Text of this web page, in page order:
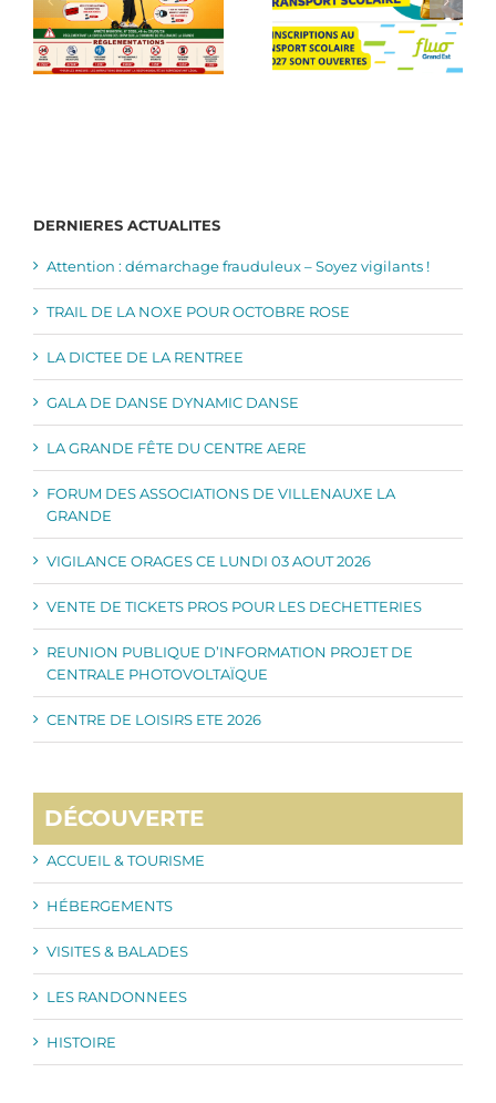
DERNIERES ACTUALITES
Attention : démarchage frauduleux – Soyez vigilants !
TRAIL DE LA NOXE POUR OCTOBRE ROSE
LA DICTEE DE LA RENTREE
GALA DE DANSE DYNAMIC DANSE
LA GRANDE FÊTE DU CENTRE AERE
FORUM DES ASSOCIATIONS DE VILLENAUXE LA
GRANDE
VIGILANCE ORAGES CE LUNDI 03 AOUT 2026
VENTE DE TICKETS PROS POUR LES DECHETTERIES
REUNION PUBLIQUE D’INFORMATION PROJET DE
CENTRALE PHOTOVOLTAÏQUE
CENTRE DE LOISIRS ETE 2026
DÉCOUVERTE
ACCUEIL & TOURISME
HÉBERGEMENTS
VISITES & BALADES
LES RANDONNEES
HISTOIRE